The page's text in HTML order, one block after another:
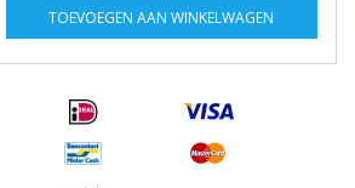
TOEVOEGEN AAN WINKELWAGEN